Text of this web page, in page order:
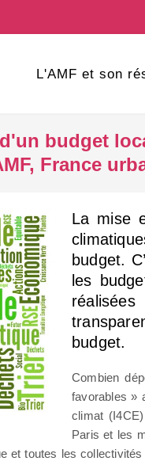
L'AMF et son
budget
France
La mise
budget.
les
budget.
Combien
favorables »
climat
Paris et les
et toutes les